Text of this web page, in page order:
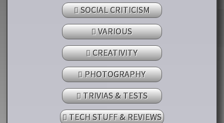
SOCIAL CRITICISM
VARIOUS
CREATIVITY
PHOTOGRAPHY
TRIVIAS & TESTS
TECH STUFF & REVIEWS